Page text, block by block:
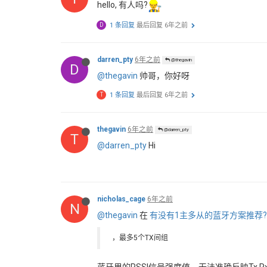
hello, 有人吗?
D 1 条回复 最后回复 6年之前
D
darren_pty 6年之前 @thegavin
@thegavin 帅哥，你好呀
T 1 条回复 最后回复 6年之前
T
thegavin 6年之前 @darren_pty
@darren_pty Hi
N
nicholas_cage 6年之前
@thegavin 在有没有1主多从的蓝牙方案推荐?
，最多5个TX间组